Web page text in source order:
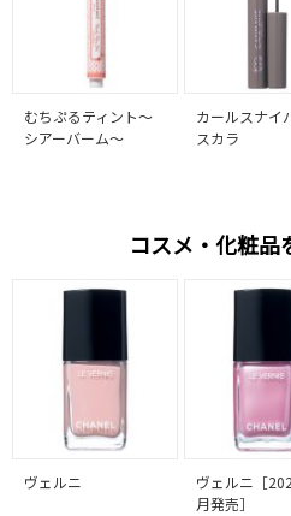
むちぷるティント～
シアーバーム～
カールスナイ
スカラ
コスメ・化粧品
ヴェルニ
ヴェルニ［
月発売］